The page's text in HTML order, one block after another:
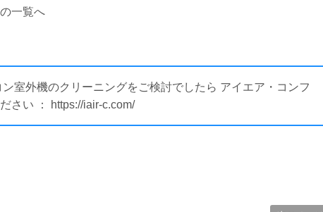
一覧へ
室外機のクリーニングをご検討でしたら アイエア・コンフ
さい ： https://iair-c.com/